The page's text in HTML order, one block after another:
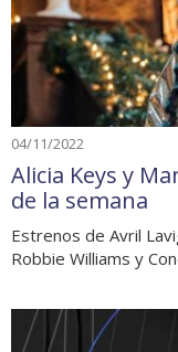
04/11/2022
Alicia Keys y
de la semana
Estrenos de Avril
Robbie Williams y